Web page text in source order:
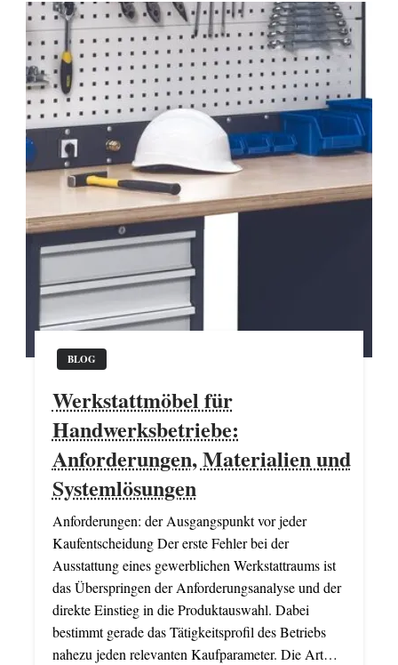
BLOG
Werkstattmöbel für
Handwerksbetriebe:
Anforderungen, Materialien und
Systemlösungen
Anforderungen: der Ausgangspunkt vor jeder
Kaufentscheidung Der erste Fehler bei der
Ausstattung eines gewerblichen Werkstattraums ist
das Überspringen der Anforderungsanalyse und der
direkte Einstieg in die Produktauswahl. Dabei
bestimmt gerade das Tätigkeitsprofil des Betriebs
nahezu jeden relevanten Kaufparameter. Die Art…